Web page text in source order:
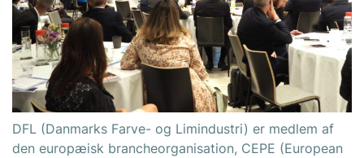
DFL (Danmarks Farve- og Limindustri) er medlem af
den europæisk brancheorganisation, CEPE (European